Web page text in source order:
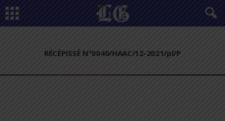
RÉCÉPISSÉ N°0040/HAAC/12-2021/pl/P